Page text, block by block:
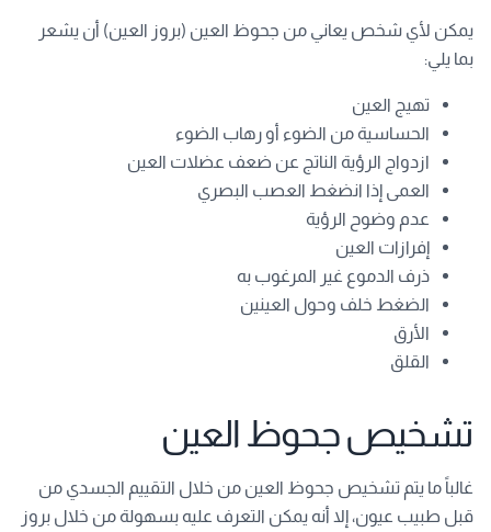
يمكن لأي شخص يعاني من جحوظ العين (بروز العين) أن يشعر
بما يلي:
تهيج العين
الحساسية من الضوء أو رهاب الضوء
ازدواج الرؤية الناتج عن ضعف عضلات العين
العمى إذا انضغط العصب البصري
عدم وضوح الرؤية
إفرازات العين
ذرف الدموع غير المرغوب به
الضغط خلف وحول العينين
الأرق
القلق
تشخيص جحوظ العين
غالباً ما يتم تشخيص جحوظ العين من خلال التقييم الجسدي من
قبل طبيب عيون، إلا أنه يمكن التعرف عليه بسهولة من خلال بروز